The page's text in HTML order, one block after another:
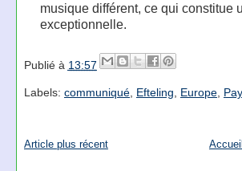
musique différent, ce qui constitue
exceptionnelle.
Publié à 13:57
Labels: communiqué, Efteling, Europe,
Article plus récent Accueil